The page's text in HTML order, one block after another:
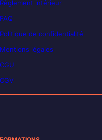
Règlement intérieur
FAQ
Politique de confidentialité
Mentions légales
CGU
CGV